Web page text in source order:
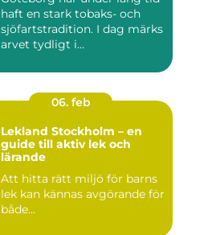
haft en stark tobaks- och
sjöfartstradition. I dag märks
arvet tydligt i...
06. feb
Lekland Stockholm – en
guide till aktiv lek och
lärande
Att hitta rätt miljö för barns
lek kan kännas avgörande för
både...